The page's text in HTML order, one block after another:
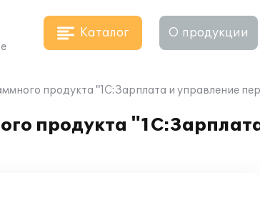
Каталог О продукции
продукта "1С:Зарплата и управление
продукта